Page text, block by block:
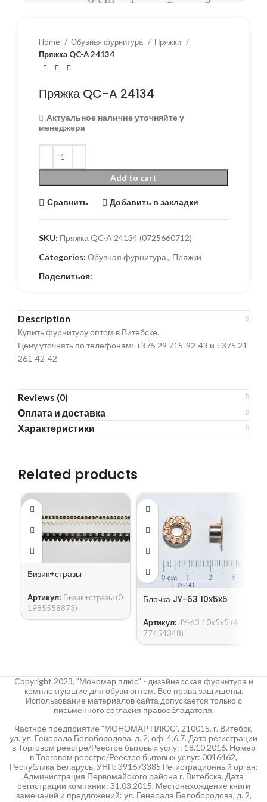
Home Обувная фурнитура
Пряжки
Пряжка QC-A 24134
Пряжка QC-A 24134
Актуальное наличие уточняйте у
менеджера
Add to cart
Сравнить Добавить в закладки
SKU: Пряжка QC-A 24134 (0725660712)
Categories: Обувная фурнитура, Пряжки
Поделиться:
Description
Купить фурнитуру оптом в Витебске.
Цену уточнять по телефонам: +375 29 715-92-43 и +375 21
261-42-42
Reviews (0)
Оплата и доставка
Характеристики
Related products
Бизик+стразы
Артикул: Бизик+стразы (0
1985558873)
Блочка JY-63 10x5x5
Артикул: JY-63 10x5x5 (4
77454348)
Copyright 2023. "Мономар плюс" - дизайнерская фурнитура и
комплектующие для обуви оптом. Все права защищены.
Использование материалов сайта допускается только с
письменного согласия правообладателя.
Частное предприятие "МОНОМАР ПЛЮС". 210015, г. Витебск,
ул. ул. Генерала Белобородова, д. 2, оф. 4,6,7. Дата регистрации
в Торговом реестре/Реестре бытовых услуг: 18.10.2016. Номер
в Торговом реестре/Реестре бытовых услуг: 0016462,
Республика Беларусь. УНП: 391673385 Регистрационный орган:
Администрация Первомайского района г. Витебска. Дата
регистрации компании: 31.03.2015. Местонахождение книги
замечаний и предложений: ул. Генерала Белобородова, д. 2,